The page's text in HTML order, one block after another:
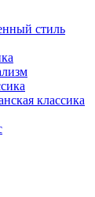
стиль
классика